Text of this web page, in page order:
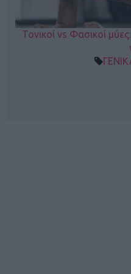
Τονικοί vs Φασικοί μύες: